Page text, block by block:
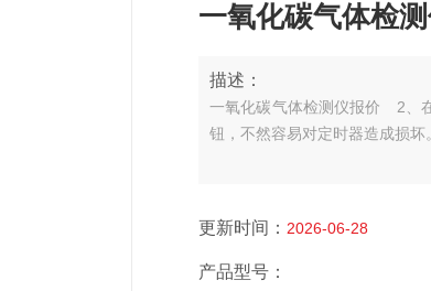
一氧化碳气体检
描述：
一氧化碳气体检测仪报价
2、
钮，不然容易对定时器造成损坏。
更新时间： 2026-06-28
产品型号：